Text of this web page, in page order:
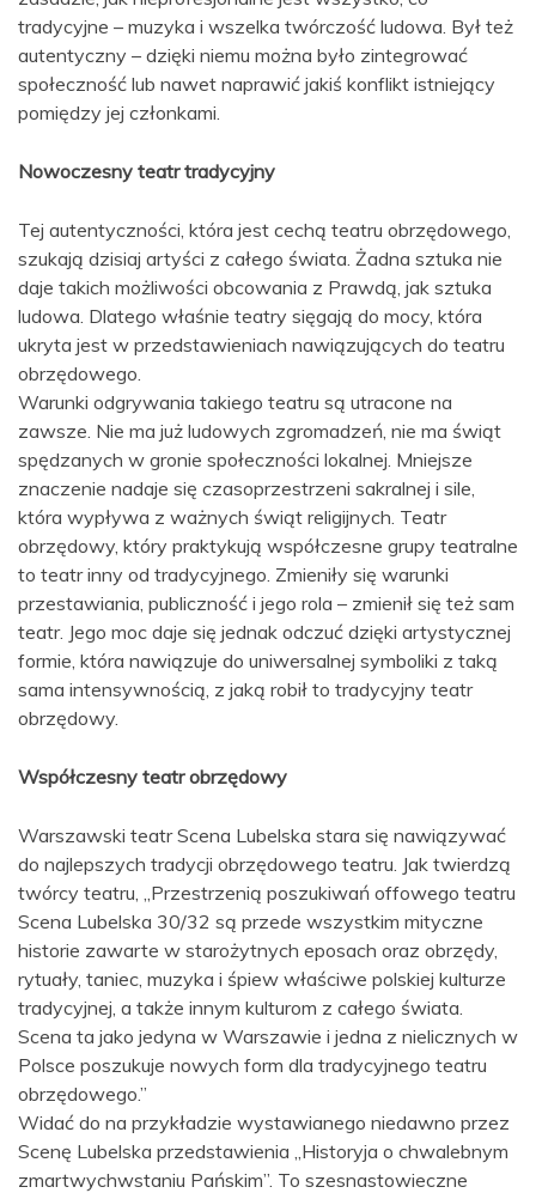
tradycyjne – muzyka i wszelka twórczość ludowa. Był też
autentyczny – dzięki niemu można było zintegrować
społeczność lub nawet naprawić jakiś konflikt istniejący
pomiędzy jej członkami.
Nowoczesny teatr tradycyjny
Tej autentyczności, która jest cechą teatru obrzędowego,
szukają dzisiaj artyści z całego świata. Żadna sztuka nie
daje takich możliwości obcowania z Prawdą, jak sztuka
ludowa. Dlatego właśnie teatry sięgają do mocy, która
ukryta jest w przedstawieniach nawiązujących do teatru
obrzędowego.
Warunki odgrywania takiego teatru są utracone na
zawsze. Nie ma już ludowych zgromadzeń, nie ma świąt
spędzanych w gronie społeczności lokalnej. Mniejsze
znaczenie nadaje się czasoprzestrzeni sakralnej i sile,
która wypływa z ważnych świąt religijnych. Teatr
obrzędowy, który praktykują współczesne grupy teatralne
to teatr inny od tradycyjnego. Zmieniły się warunki
przestawiania, publiczność i jego rola – zmienił się też sam
teatr. Jego moc daje się jednak odczuć dzięki artystycznej
formie, która nawiązuje do uniwersalnej symboliki z taką
sama intensywnością, z jaką robił to tradycyjny teatr
obrzędowy.
Współczesny teatr obrzędowy
Warszawski teatr Scena Lubelska stara się nawiązywać
do najlepszych tradycji obrzędowego teatru. Jak twierdzą
twórcy teatru, „Przestrzenią poszukiwań offowego teatru
Scena Lubelska 30/32 są przede wszystkim mityczne
historie zawarte w starożytnych eposach oraz obrzędy,
rytuały, taniec, muzyka i śpiew właściwe polskiej kulturze
tradycyjnej, a także innym kulturom z całego świata.
Scena ta jako jedyna w Warszawie i jedna z nielicznych w
Polsce poszukuje nowych form dla tradycyjnego teatru
obrzędowego.”
Widać do na przykładzie wystawianego niedawno przez
Scenę Lubelska przedstawienia „Historyja o chwalebnym
zmartwychwstaniu Pańskim”. To szesnastowieczne